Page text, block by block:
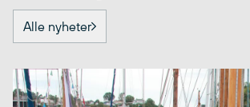
Alle nyheter